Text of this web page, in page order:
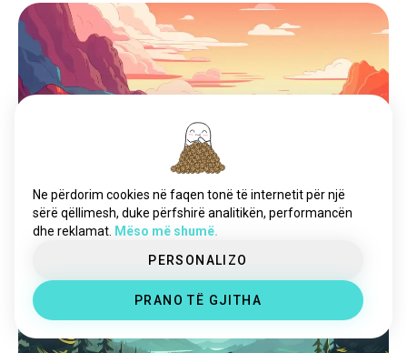
Transformimi i Dështimit në Karburant: 10
Strategji për Të Acceleruar Jetën Tënde
Ne përdorim cookies në faqen tonë të internetit për një
sërë qëllimesh, duke përfshirë analitikën, performancën
dhe reklamat. Mëso më shumë.
PERSONALIZO
PRANO TË GJITHA